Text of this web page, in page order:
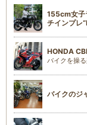
155cm女子
チインプレ
HONDA
バイクを操
バイクのジ